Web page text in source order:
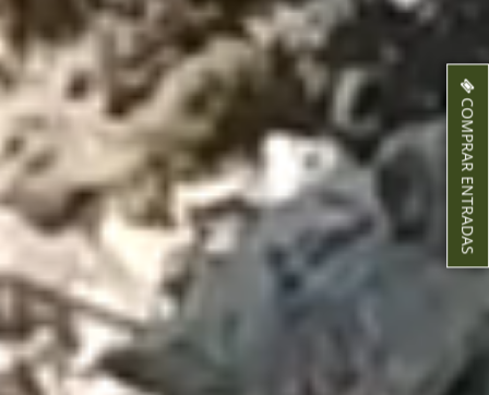
COMPRAR ENTRADAS